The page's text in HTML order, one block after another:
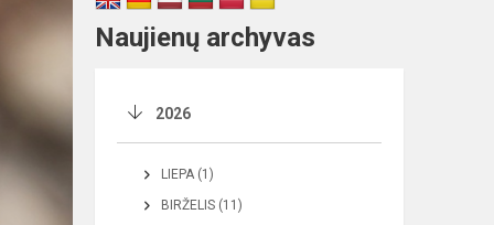
Naujienų archyvas
2026
LIEPA (1)
BIRŽELIS (11)